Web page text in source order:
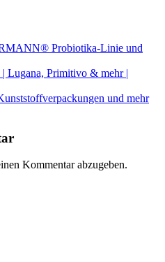
Probiotika-Linie und
Lugana, Primitivo & mehr |
und mehr
Kommentar abzugeben.